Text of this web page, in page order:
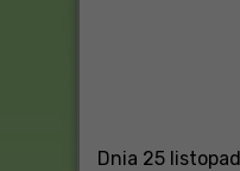
Dnia 25